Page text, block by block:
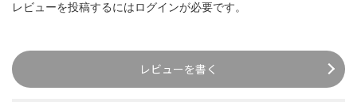
レビューを投稿するにはログインが必要です。
レビューを書く